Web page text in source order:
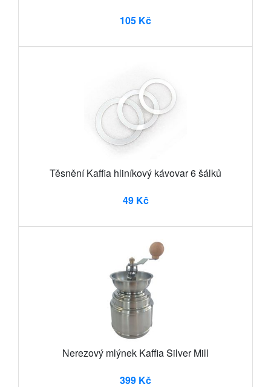
105 Kč
Těsnění Kaffia hliníkový kávovar 6 šálků
49 Kč
Nerezový mlýnek Kaffia Silver Mill
399 Kč